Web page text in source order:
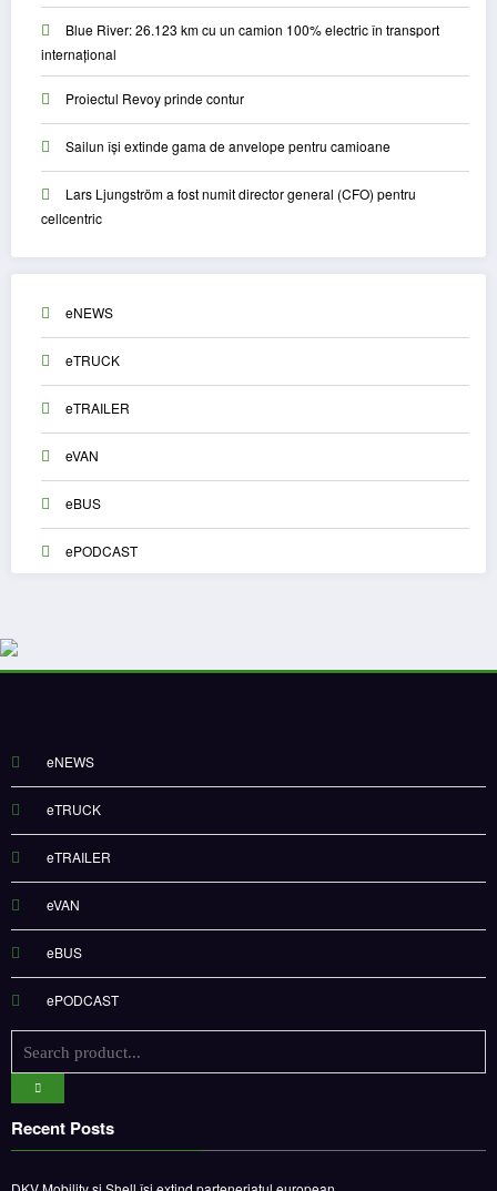
Blue River: 26.123 km cu un camion 100% electric în transport
internațional
Proiectul Revoy prinde contur
Sailun își extinde gama de anvelope pentru camioane
Lars Ljungström a fost numit director general (CFO) pentru
cellcentric
eNEWS
eTRUCK
eTRAILER
eVAN
eBUS
ePODCAST
eNEWS
eTRUCK
eTRAILER
eVAN
eBUS
ePODCAST
Recent Posts